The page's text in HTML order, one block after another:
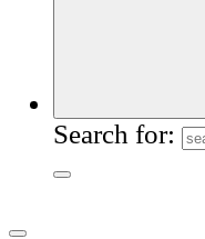
Search for: